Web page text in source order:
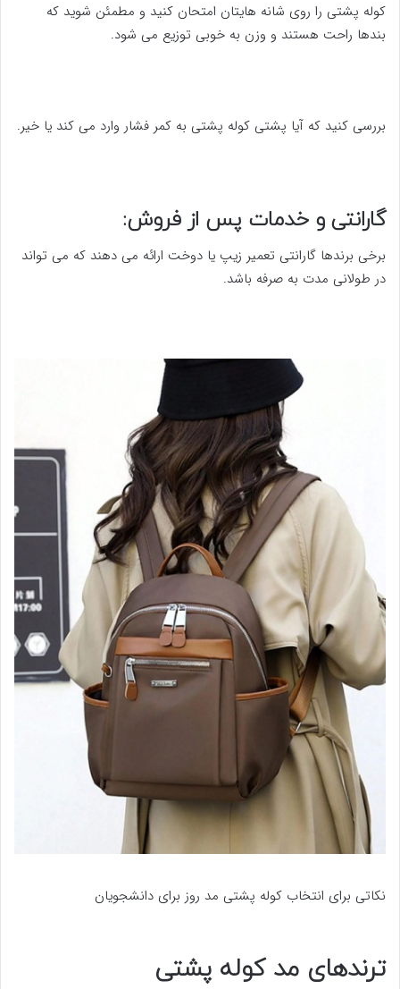
کوله پشتی را روی شانه هایتان امتحان کنید و مطمئن شوید که
بندها راحت هستند و وزن به خوبی توزیع می شود.
بررسی کنید که آیا پشتی کوله پشتی به کمر فشار وارد می کند یا خیر.
گارانتی و خدمات پس از فروش:
برخی برندها گارانتی تعمیر زیپ یا دوخت ارائه می دهند که می تواند
در طولانی مدت به صرفه باشد.
نکاتی برای انتخاب کوله پشتی مد روز برای دانشجویان
ترندهای مد کوله پشتی